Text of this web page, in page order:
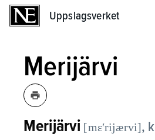
Uppslagsverket
Merijärvi
Merijärvi [mɛʹrijærvi],